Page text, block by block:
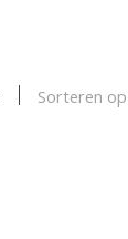
Sorteren op